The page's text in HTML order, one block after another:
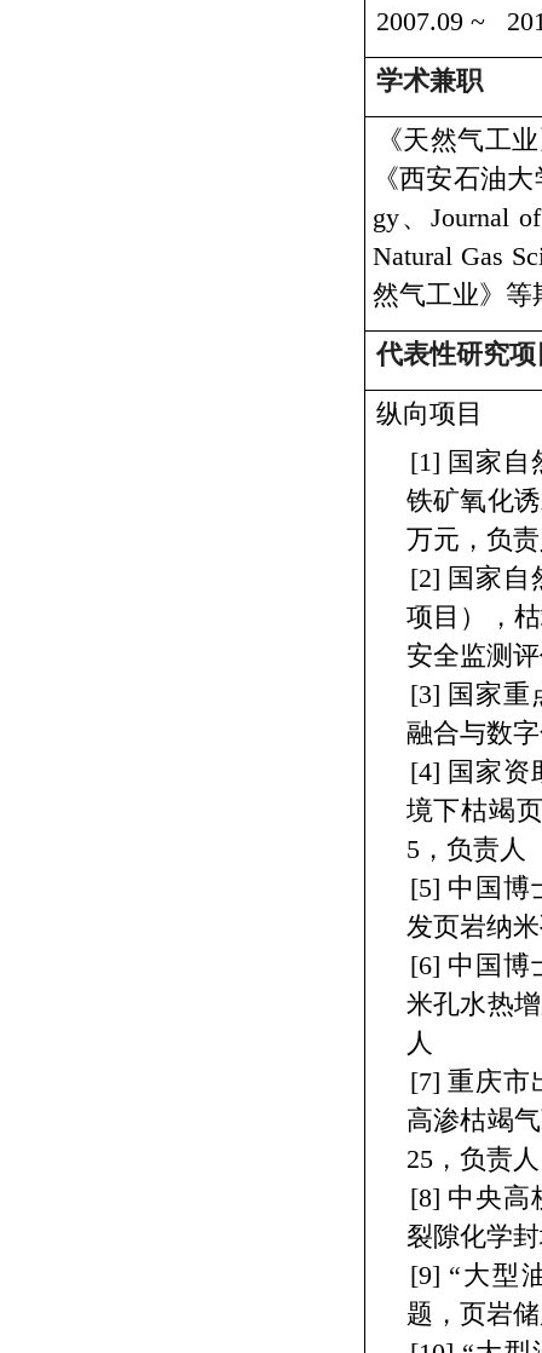
2007.09 ~
学术兼职
《天然气工
《西安石油
gy、 Journal
Natural Gas
然气工业》等
代表性研究项
纵向项目
[1] 国家自
铁矿氧化
万元，负
[2] 国家自
项目），
安全监测
[3] 国家重
融合与数
[4] 国家资
境下枯竭
5，负责人
[5] 中国博
发页岩纳
[6] 中国博
米孔水热
人
[7]重庆市
高渗枯竭
25，负责人
[8] 中央高
裂隙化学
[9] “大型
题，页岩